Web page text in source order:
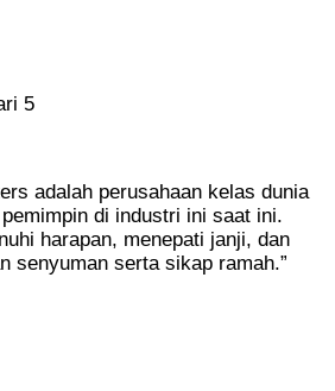
5
adalah perusahaan kelas dunia
di industri ini saat ini.
harapan, menepati janji, dan
senyuman serta sikap ramah.”